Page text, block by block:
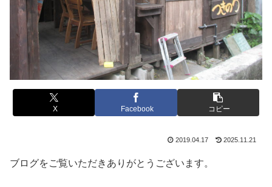
X Facebook コピー
2019.04.17 2025.11.21
ブログをご覧いただきありがとうございます。